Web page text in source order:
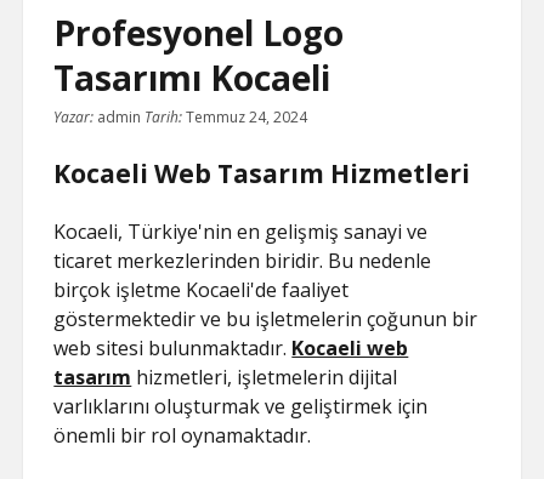
SAYFA LISTESI
TUMBLR TAKIPÇI ARTTIRMA BEDAVA
Profesyonel Logo
Tasarımı Kocaeli
Yazar: admin Tarih:Temmuz 24, 2024
Kocaeli Web Tasarım Hizmetleri
Kocaeli, Türkiye'nin en gelişmiş sanayi ve
ticaret merkezlerinden biridir. Bu nedenle
birçok işletme Kocaeli'de faaliyet
göstermektedir ve bu işletmelerin çoğunun bir
web sitesi bulunmaktadır. Kocaeli web
tasarım hizmetleri, işletmelerin dijital
varlıklarını oluşturmak ve geliştirmek için
önemli bir rol oynamaktadır.